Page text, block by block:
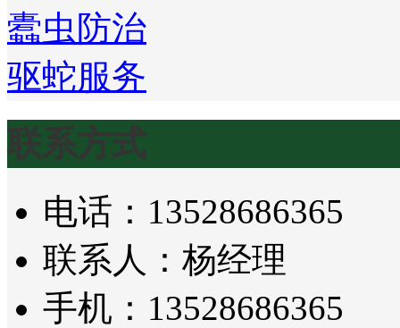
蠹虫防治
驱蛇服务
联系方式
电话：13528686365
联系人：杨经理
手机：13528686365